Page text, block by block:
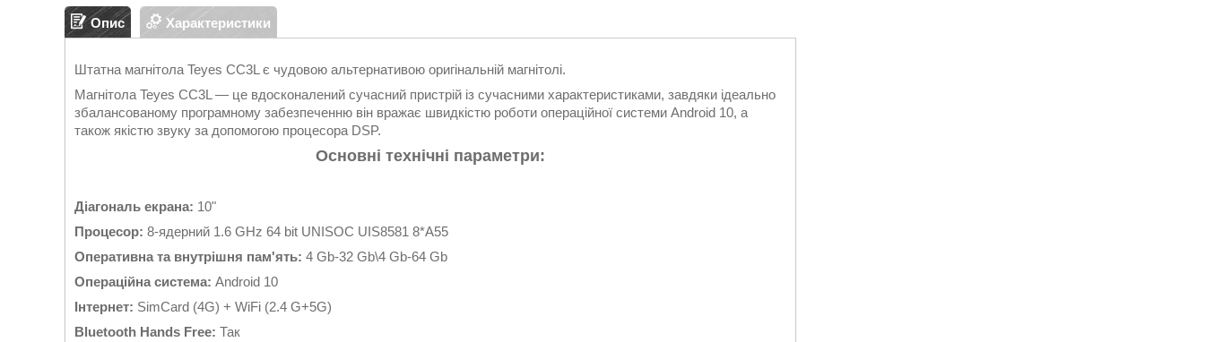
Опис Характеристики
Штатна магнітола Teyes CC3L є чудовою альтернативою оригінальній магнітолі.
Магнітола Teyes CC3L — це вдосконалений сучасний пристрій із сучасними характеристиками, завдяки ідеально
збалансованому програмному забезпеченню він вражає швидкістю роботи операційної системи Android 10, а
також якістю звуку за допомогою процесора DSP.
Основні технічні параметри:
Діагональ екрана: 10"
Процесор: 8-ядерний 1.6 GHz 64 bit UNISOC UIS8581 8*A55
Оперативна та внутрішня пам'ять: 4 Gb-32 Gb\4 Gb-64 Gb
Операційна система: Android 10
Інтернет: SimCard (4G) + WiFi (2.4 G+5G)
Bluetooth Hands Free: Так